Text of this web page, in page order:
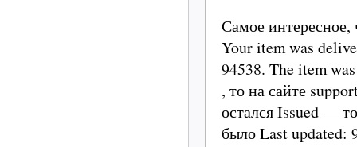
Самое интересное,
Your item was
94538. The item
, то на сайте
остался Issued —
было Last updated: